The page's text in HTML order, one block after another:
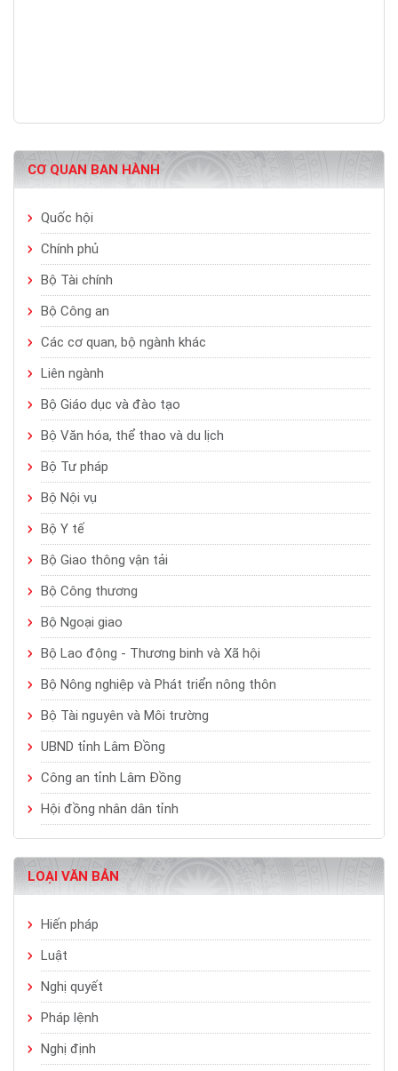
CƠ QUAN BAN HÀNH
Quốc hội
Chính phủ
Bộ Tài chính
Bộ Công an
Các cơ quan, bộ ngành khác
Liên ngành
Bộ Giáo dục và đào tạo
Bộ Văn hóa, thể thao và du lịch
Bộ Tư pháp
Bộ Nội vụ
Bộ Y tế
Bộ Giao thông vận tải
Bộ Công thương
Bộ Ngoại giao
Bộ Lao động - Thương binh và Xã hội
Bộ Nông nghiệp và Phát triển nông thôn
Bộ Tài nguyên và Môi trường
UBND tỉnh Lâm Đồng
Công an tỉnh Lâm Đồng
Hội đồng nhân dân tỉnh
LOẠI VĂN BẢN
Hiến pháp
Luật
Nghị quyết
Pháp lệnh
Nghị định